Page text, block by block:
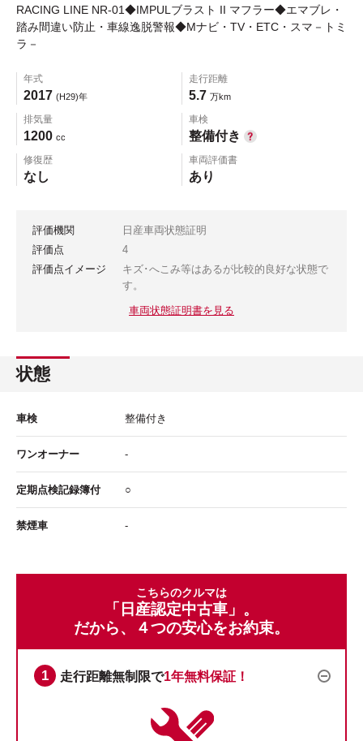
RACING LINE NR-01◆IMPULブラスト II マフラー◆エマブレ・
踏み間違い防止・車線逸脱警報◆Mナビ・TV・ETC・スマ－トミ
ラ－
年式
2017 (H29)年
走行距離
5.7 万km
排気量
1200 cc
車検
整備付き
修復歴
なし
車両評価書
あり
評価機関
日産車両状態証明
評価点
4
評価点イメージ
キズ･へこみ等はあるが比較的良好な状態で
す。
車両状態証明書を見る
状態
車検 整備付き
ワンオーナー -
定期点検記録簿付 ○
禁煙車 -
こちらのクルマは
「日産認定中古車」。
だから、４つの安心をお約束。
走行距離無制限で1年無料保証！